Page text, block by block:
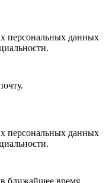
персональных данных
.
персональных данных
.
ближайшее время.